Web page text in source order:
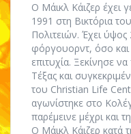
Ο Μάικλ Κάιζερ έχει
1991 στη Βικτόρια
Πολιτειών. Έχει
φόργουορντ, όσο και
επιτυχία. Ξεκίνησε
Τέξας και
του Christian Life
αγωνίστηκε στο
παρέμεινε μέχρι και
Ο Μάικλ Κάιζερ κατά